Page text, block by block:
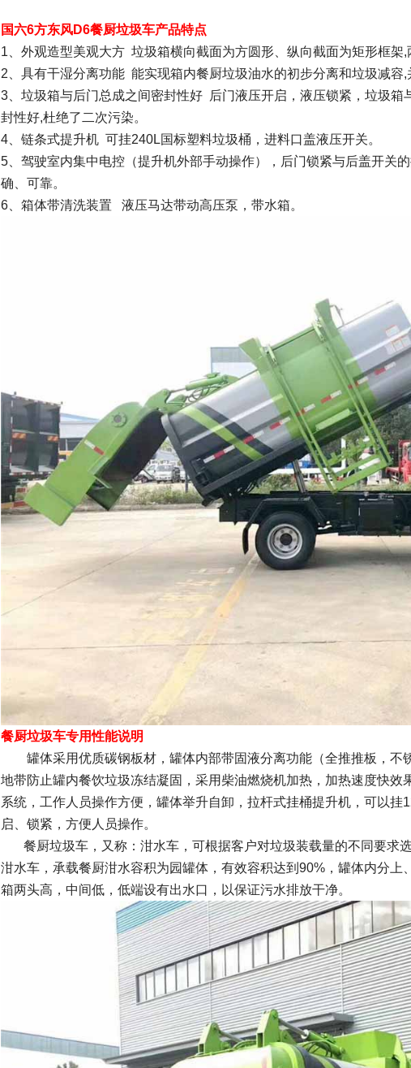
国六6方东风D6餐厨垃圾车产品特点
1、外观造型美观大方 垃圾箱横向截面为方圆形、纵向截面为矩形框架,
2、具有干湿分离功能 能实现箱内餐厨垃圾油水的初步分离和垃圾减容,
3、垃圾箱与后门总成之间密封性好 后门液压开启，液压锁紧，垃圾箱
封性好,杜绝了二次污染。
4、链条式提升机 可挂240L国标塑料垃圾桶，进料口盖液压开关。
5、驾驶室内集中电控（提升机外部手动操作），后门锁紧与后盖开关
确、可靠。
6、箱体带清洗装置 液压马达带动高压泵，带水箱。
餐厨垃圾车专用性能说明
罐体采用优质碳钢板材，罐体内部带固液分离功能（全推推板，不
地带防止罐内餐饮垃圾冻结凝固，采用柴油燃烧机加热，加热速度快
系统，工作人员操作方便，罐体举升自卸，拉杆式挂桶提升机，可以
启、锁紧，方便人员操作。
餐厨垃圾车，又称：泔水车，可根据客户对垃圾装载量的不同要求
泔水车，承载餐厨泔水容积为园罐体，有效容积达到90%，罐体内分
箱两头高，中间低，低端设有出水口，以保证污水排放干净。